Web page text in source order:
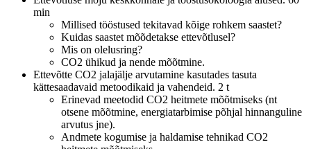
min
Millised tööstused tekitavad kõige rohkem saastet?
Kuidas saastet mõõdetakse ettevõtlusel?
Mis on olelusring?
CO2 ühikud ja nende mõõtmine.
Ettevõtte CO2 jalajälje arvutamine kasutades tasuta
kättesaadavaid metoodikaid ja vahendeid. 2 t
Erinevad meetodid CO2 heitmete mõõtmiseks (nt
otsene mõõtmine, energiatarbimise põhjal hinnanguline
arvutus jne).
Andmete kogumise ja haldamise tehnikad CO2